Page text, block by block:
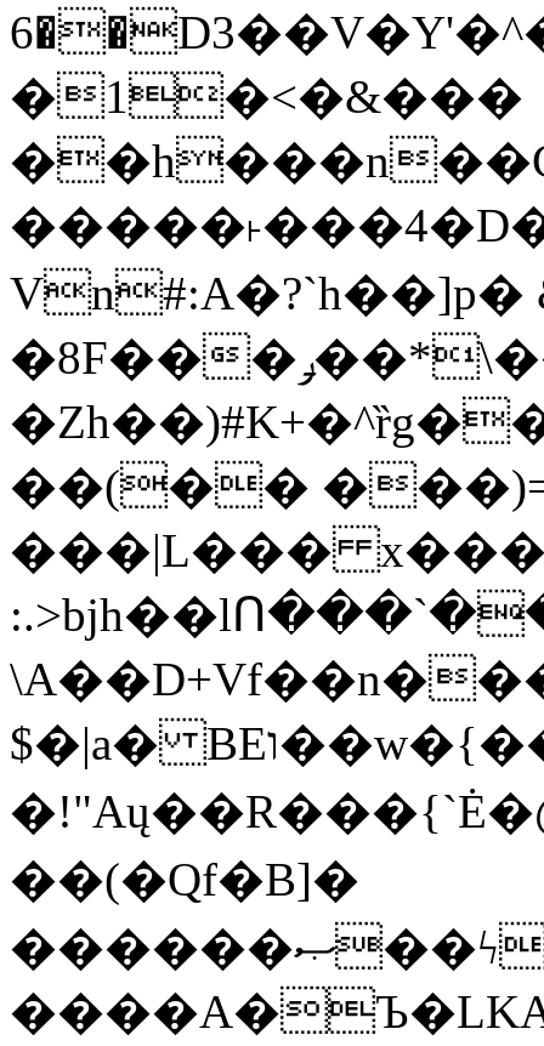
�1�<�&���
Vn#:A�?`h��]p�
�8F���ݛ��*\��U��S
��(��
���|L���
$�|a� BEו��w�{���;���q�X��d%�������W� hU�(�1�Ū}9�S�F<��i�L3�;�
��(�Qf�B]�
������ޞ��ϟak��r��_39$�8�p���7�2�yIZ�R��x��/